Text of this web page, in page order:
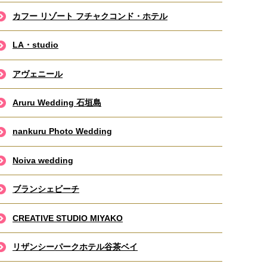
カフー リゾート フチャクコンド・ホテル
LA・studio
アヴェニール
Aruru Wedding 石垣島
nankuru Photo Wedding
Noiva wedding
ブランシェビーチ
CREATIVE STUDIO MIYAKO
リザンシーパークホテル谷茶ベイ